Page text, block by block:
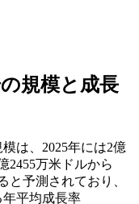
規模と成長
は、2025年には2億
2455万米ドルから
と予測されており、
年平均成長率